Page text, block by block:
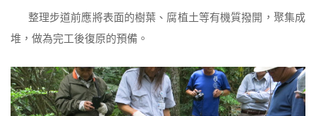
整理步道前應將表面的樹葉、腐植土等有機質撥開，聚集成
堆，做為完工後復原的預備。